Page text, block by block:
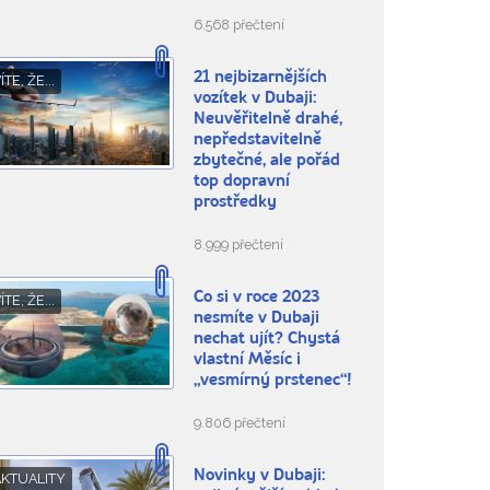
6.568 přečtení
ŽE...
21 nejbizarnějších
vozítek v Dubaji:
Neuvěřitelně drahé,
nepředstavitelně
zbytečné, ale pořád
top dopravní
prostředky
8.999 přečtení
ŽE...
Co si v roce 2023
nesmíte v Dubaji
nechat ujít? Chystá
vlastní Měsíc i
„vesmírný prstenec“!
9.806 přečtení
Novinky v Dubaji: